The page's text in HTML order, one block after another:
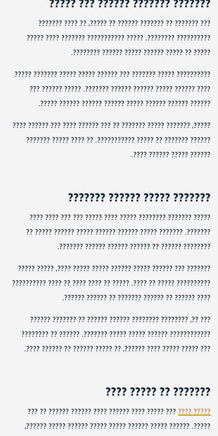
??? ??????? ?? ??????? ?????? ?? ?????, ?? ???? ???????
?????????? ????????. ????? ??????????? ??????? ???? ?????
????? ?? ????? ?????? ????? ?????? ????????.
?????????? ????? ??????? ??? ?????? ????? ????? ??????? ?????
???? ?????? ????? ?????? ?????? ???????. ????? ?????? ???
?????? ?????? ?????? ????? ?????? ?????? ?????? ?????.
?????, ??????? ????? ??????? ?? ??? ?????? ???? ??? ?????? ????
?????? ??????? ?? ????? ???????????. ?? ???? ????? ???????
?????? ????? ?????? ????.
??????? ????? ?????? ???????
????? ??????? ???????? ????? ???? ????? ??? ??? ???? ????
???????. ??????? ????? ?????? ?????? ????? ?????? ????? ??
???????? ?????? ?? ?????? ?????? ?????? ???????.
??????? ??? ?????? ????? ?????? ????? ????? ????, ????? ?????
?????????? ????? ?? ????. ????? ?? ???? ???? ?? ???? ??????????
???? ?????? ?? ?????? ??????? ?? ?????? ??????.
??? ??, ???????? ???????? ?????? ?????? ?? ??????? ??????
???????????? ?????? ????? ????? ???????. ?????? ?? ????????
??? ????? ????? ???? ??????, ?? ????? ?????? ?? ?????? ????.
??????? ?? ????? ????
????? ????
??? ????? ???? ?????? ???? ?????? ?????? ?? ???
?????. ?????? ????? ?????? ????? ????? ?????? ????? ??????,